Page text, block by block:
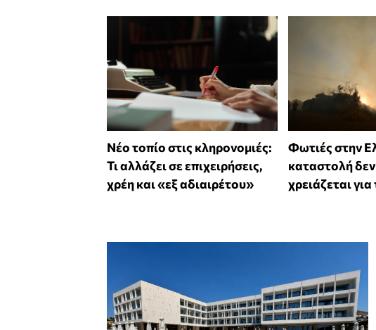
Νέο τοπίο στις κληρονομιές:
Τι αλλάζει σε επιχειρήσεις,
χρέη και «εξ αδιαιρέτου»
Φωτιές στην
καταστολή δεν
χρειάζεται